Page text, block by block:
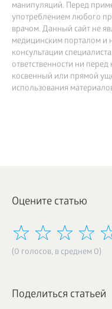
манипуляций. Перед
употреблением любого
врачом. Данный сайт не
медицинским порталом и
консультации
ответственности ни
косвенный или прямой
использования
Оцените статью
(0 голосов, в среднем 0)
Поделиться статьей